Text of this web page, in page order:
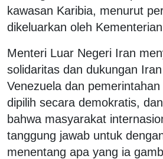
kawasan Karibia, menurut
dikeluarkan oleh
Menteri Luar Negeri Iran
solidaritas dan dukungan
Venezuela dan
dipilih secara demokratis,
bahwa masyarakat
tanggung jawab untuk
menentang apa yang ia